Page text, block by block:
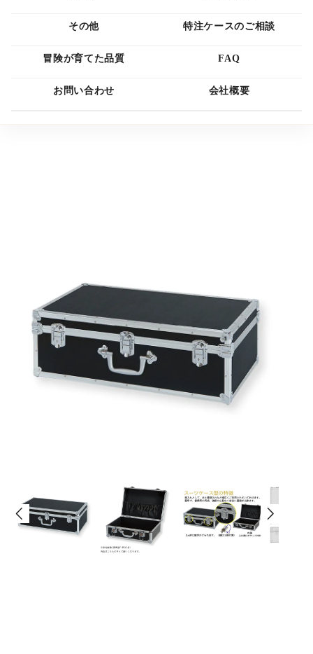
その他 特注ケースのご相談
冒険が育てた品質 FAQ
お問い合わせ 会社概要